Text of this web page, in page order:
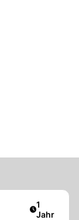
Artikel
1
Jahr